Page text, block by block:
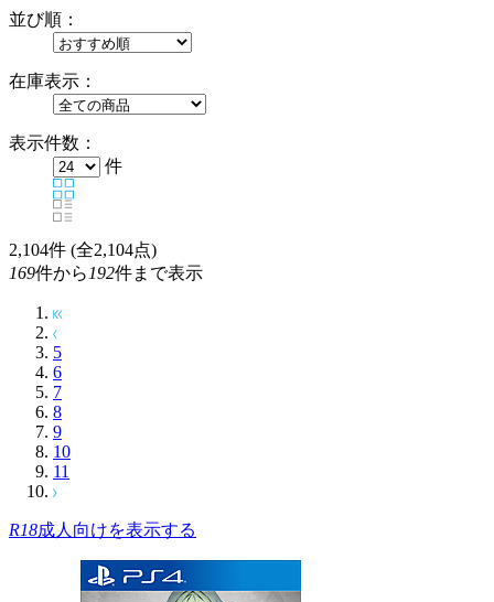
並び順：
在庫表示：
表示件数：
件
2,104件 (全2,104点)
169件から 192件まで表示
5
6
7
8
9
10
11
R18成人向けを表示する